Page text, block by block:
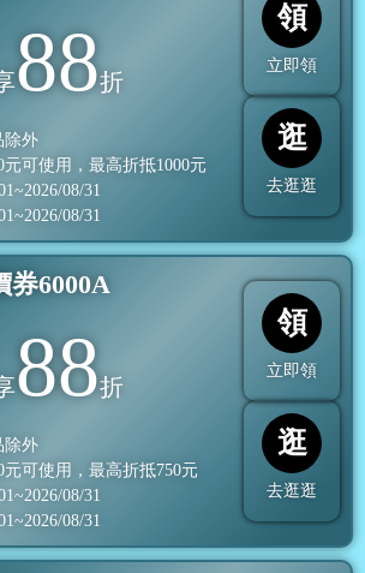
88折
除外
元可使用，最高折抵1000元
08/31
08/31
領
立即領
逛
去逛逛
券6000A
88折
除外
元可使用，最高折抵750元
08/31
08/31
領
立即領
逛
去逛逛